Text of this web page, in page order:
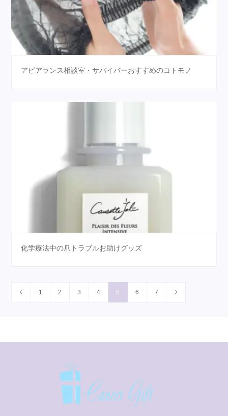
アピアランス相談室・サバイバーおすすめのコトモノ
化学療法中の爪トラブルお助けグッズ
1 2 3 4 5 6 7